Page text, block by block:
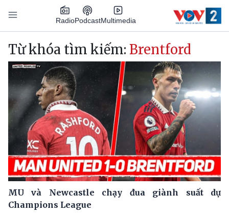
Nhảy đến nội dung
RadioPodcastMultimedia
Main navigation
Từ khóa tìm kiếm: Brentford
MU và Newcastle chạy đua giành suất dự
Champions League